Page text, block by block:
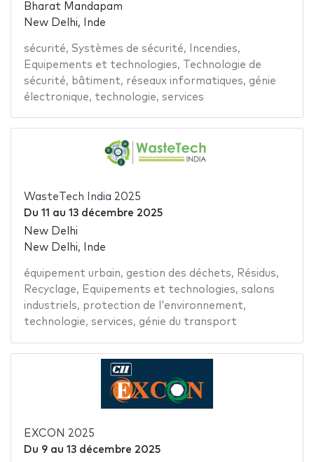
Bharat Mandapam
New Delhi, Inde
sécurité, Systèmes de sécurité, Incendies,
Equipements et technologies,
Technologie de
sécurité, bâtiment, réseaux informatiques, génie
électronique, technologie, services
WasteTech India 2025
Du 11 au 13 décembre 2025
New Delhi
New Delhi, Inde
équipement urbain, gestion des déchets, Résidus,
Recyclage, Equipements et technologies, salons
industriels, protection de l'environnement,
technologie, services, génie du transport
EXCON 2025
Du 9au 13 décembre 2025